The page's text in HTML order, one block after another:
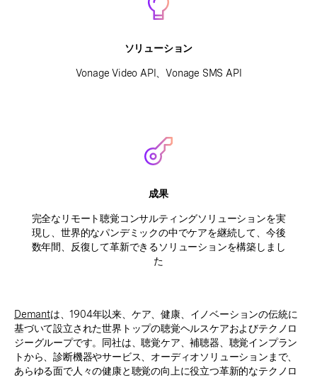
ソリューション
Vonage Video API、Vonage SMS API
成果
完全なリモート聴覚コンサルティングソリューションを実
現し、世界的なパンデミックの中でケアを継続して、今後
数年間、反復して革新できるソリューションを構築しまし
た
Demantは、1904年以来、ケア、健康、イノベーションの伝統に
基づいて設立された世界トップの聴覚ヘルスケアおよびテクノロ
ジーグループです。同社は、聴覚ケア、補聴器、聴覚インプラン
トから、診断機器やサービス、オーディオソリューションまで、
あらゆる面で人々の健康と聴覚の向上に役立つ革新的なテクノロ